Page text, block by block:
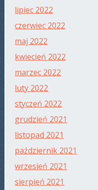
lipiec 2022
czerwiec 2022
maj 2022
kwiecień 2022
marzec 2022
luty 2022
styczeń 2022
grudzień 2021
listopad 2021
październik 2021
wrzesień 2021
sierpień 2021